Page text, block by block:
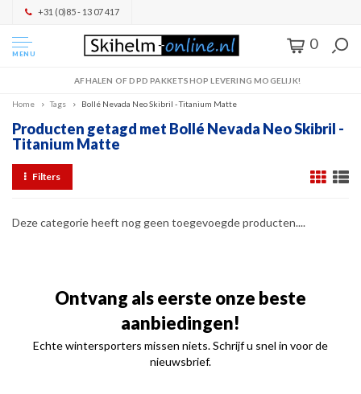
+31 (0)85 - 13 07 417
MENU
0
AFHALEN OF DPD PAKKETSHOP LEVERING MOGELIJK!
Home Tags Bollé Nevada Neo Skibril - Titanium Matte
Producten getagd met Bollé Nevada Neo Skibril -
Titanium Matte
Filters
Deze categorie heeft nog geen toegevoegde producten....
Ontvang als eerste onze beste
aanbiedingen!
Echte wintersporters missen niets. Schrijf u snel in voor de
nieuwsbrief.